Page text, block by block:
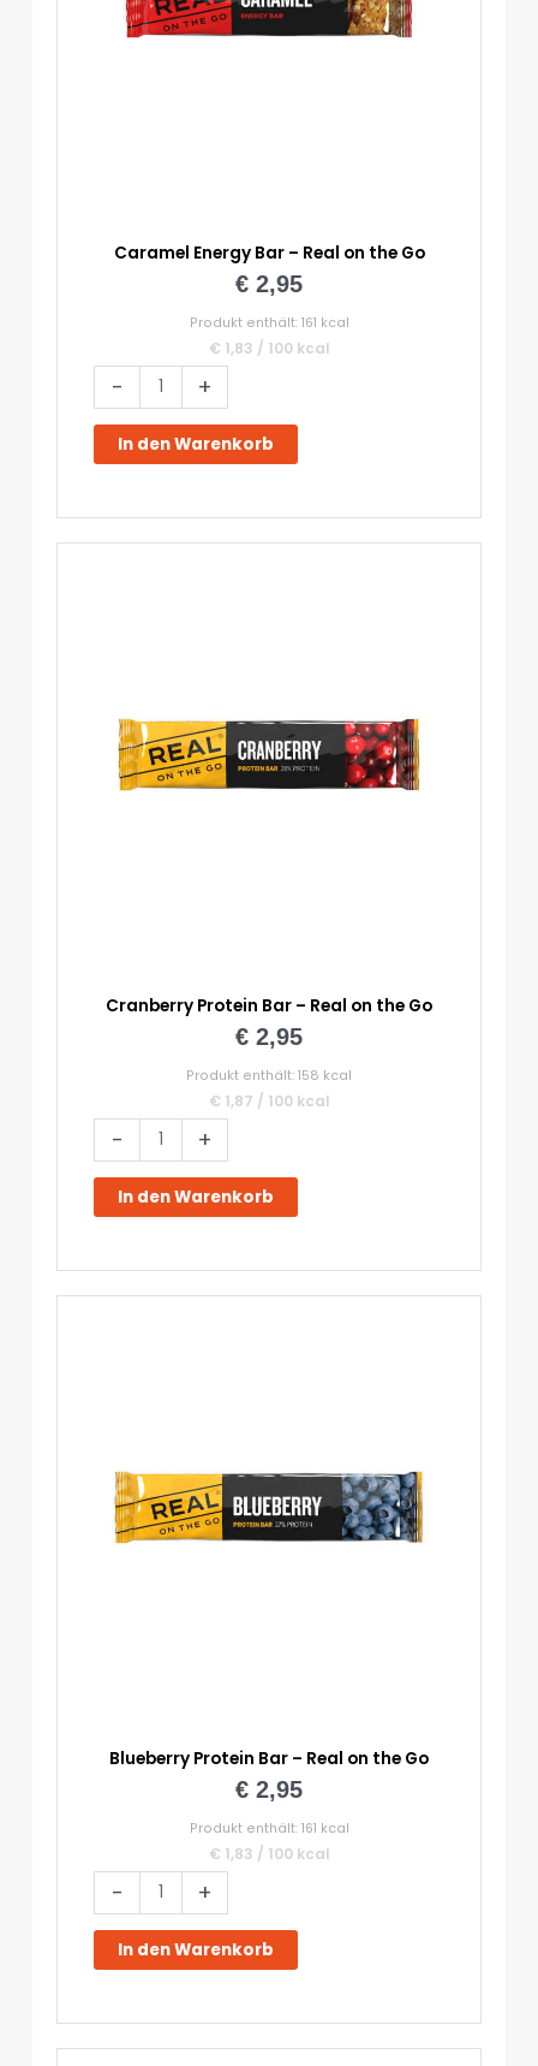
Caramel Energy Bar – Real on the Go
€ 2,95
Produkt enthält: 161 kcal
€ 1,83 / 100 kcal
-
Caramel
Energy
Bar
-
+
In den Warenkorb
Cranberry Protein Bar – Real on the Go
€ 2,95
Produkt enthält: 158 kcal
€ 1,87 / 100 kcal
-
Cranberry
Protein
Bar
-
+
In den Warenkorb
Blueberry Protein Bar – Real on the Go
€ 2,95
Produkt enthält: 161 kcal
€ 1,83 / 100 kcal
-
Blueberry
Protein
Bar
-
+
In den Warenkorb